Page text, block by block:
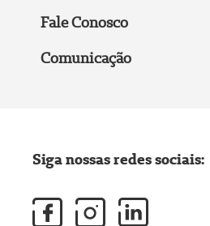
Fale Conosco
Comunicação
Siga nossas redes sociais: